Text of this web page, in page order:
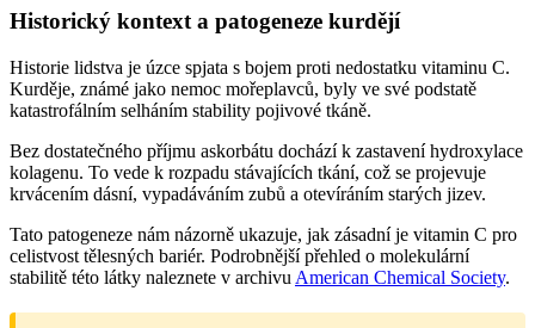
Historický kontext a patogeneze kurdějí
Historie lidstva je úzce spjata s bojem proti nedostatku vitaminu C.
Kurděje, známé jako nemoc mořeplavců, byly ve své podstatě
katastrofálním selháním stability pojivové tkáně.
Bez dostatečného příjmu askorbátu dochází k zastavení hydroxylace
kolagenu. To vede k rozpadu stávajících tkání, což se projevuje
krvácením dásní, vypadáváním zubů a otevíráním starých jizev.
Tato patogeneze nám názorně ukazuje, jak zásadní je vitamin C pro
celistvost tělesných bariér. Podrobnější přehled o molekulární
stabilitě této látky naleznete v archivu American Chemical Society.